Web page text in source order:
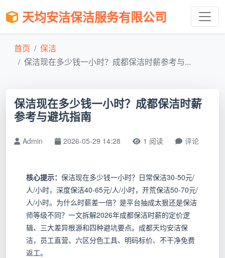
天均安洁保洁服务有限公司
首页
保洁
保洁现在多少钱一小时？成都保洁时薪参考与...
保洁现在多少钱一小时？成都保洁时薪
参考与避坑指南
Admin 2026-05-29 14:28 1 阅读 评论
核心提示： 保洁现在多少钱一小时？日常保洁30-50元/
人/小时，深度保洁40-65元/人/小时，开荒保洁50-70元/
人/小时。为什么时薪差一倍？是平台抽成太狠还是保洁
师等级不同？一文拆解2026年成都保洁时薪的定价逻
辑、三大差异根源和四种避坑要点。成都天均安洁保
洁，员工直营、六区分色工具、明码标价、不干净免费
返工。